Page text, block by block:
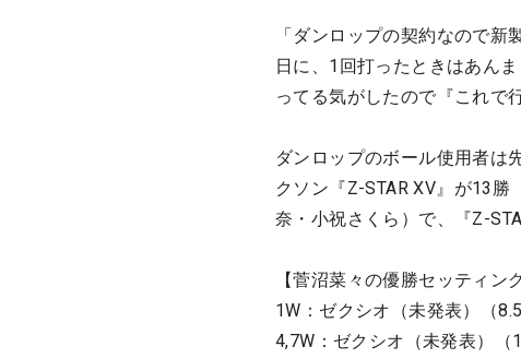
「ダンロップの契約なので
日に、1回打ったときはあん
ってる気がしたので『これで
ダンロップのボール使用者は
クソン『Z-STAR XV』が13
奈・小祝さくら）で、『Z-
【菅沼菜々の優勝セッティング
1W：ゼクシオ（未発表）（
4,7W：ゼクシオ（未発表）（